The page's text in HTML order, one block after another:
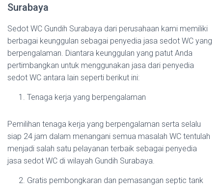
Surabaya
Sedot WC Gundih Surabaya dari perusahaan kami memiliki
berbagai keunggulan sebagai penyedia jasa sedot WC yang
berpengalaman. Diantara keunggulan yang patut Anda
pertimbangkan untuk menggunakan jasa dari penyedia
sedot WC antara lain seperti berikut ini:
Tenaga kerja yang berpengalaman
Pemilihan tenaga kerja yang berpengalaman serta selalu
siap 24 jam dalam menangani semua masalah WC tentulah
menjadi salah satu pelayanan terbaik sebagai penyedia
jasa sedot WC di wilayah Gundih Surabaya.
Gratis pembongkaran dan pemasangan septic tank